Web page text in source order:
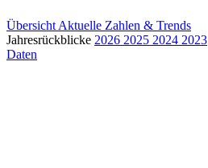
Übersicht Aktuelle Zahlen & Trends
Jahresrückblicke 2026 2025 2024 2023
Daten